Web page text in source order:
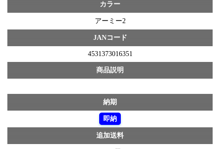
カラー
アーミー2
JANコード
4531373016351
商品説明
納期
即納
追加送料